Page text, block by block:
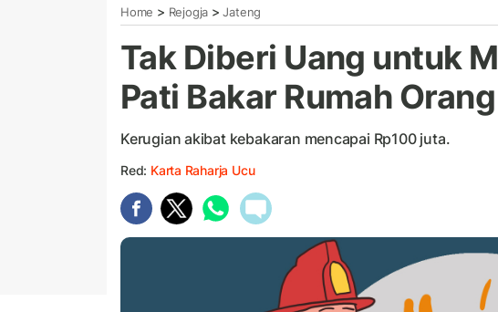
Home > Rejogja > Jateng
Tak Diberi Uang untuk
Pati Bakar Rumah
Kerugian akibat kebakaran mencapai Rp100 juta.
Red: Karta Raharja Ucu